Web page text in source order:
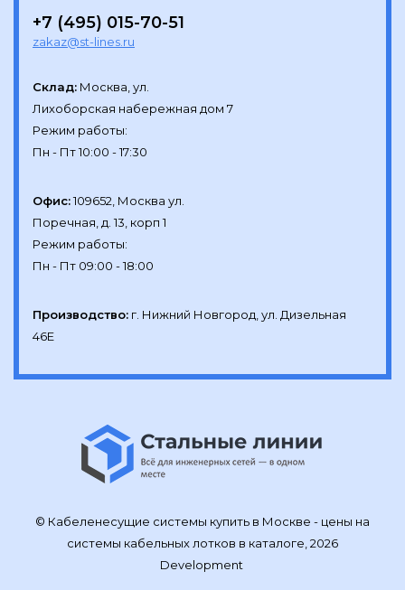
+7 (495) 015-70-51
zakaz@st-lines.ru
Склад: Москва, ул.
Лихоборская набережная дом 7
Режим работы:
Офис:109652, Москва ул.
Поречная, д. 13, корп 1
Режим работы:
Производство: г. Нижний Новгород, ул. Дизельная
46Е
© Кабеленесущие системы купить в Москве - цены на
системы кабельных лотков в каталоге, 2026
Development